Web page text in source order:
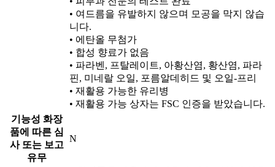
• 여드름을 유발하지 않으며 모공을 막지 않습
니다.
• 에탄올 무첨가
• 합성 향료가 없음
• 파라벤, 프탈레이트, 아황산염, 황산염, 파라
핀, 미네랄 오일, 포름알데히드 및 오일-프리
• 재활용 가능한 유리병
• 재활용 가능 상자는 FSC 인증을 받았습니다.
기능성 화장
품에 따른 심
사 또는 보고
유무
N